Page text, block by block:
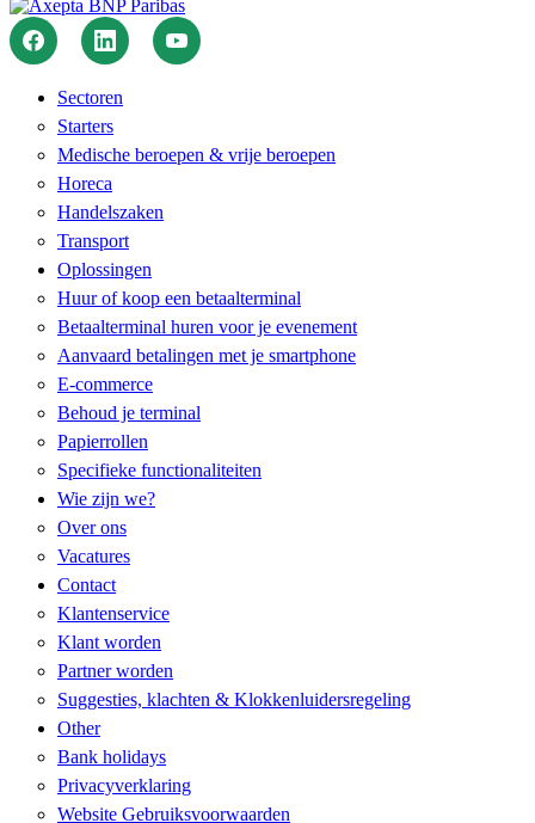
Sectoren
Starters
Medische beroepen & vrije beroepen
Horeca
Handelszaken
Transport
Oplossingen
Huur of koop een betaalterminal
Betaalterminal huren voor je evenement
Aanvaard betalingen met je smartphone
E-commerce
Behoud je terminal
Papierrollen
Specifieke functionaliteiten​
Wie zijn we?
Over ons
Vacatures
Contact
Klantenservice
Klant worden
Partner worden
Suggesties, klachten & Klokkenluidersregeling
Other
Bank holidays
Privacyverklaring
Website Gebruiksvoorwaarden